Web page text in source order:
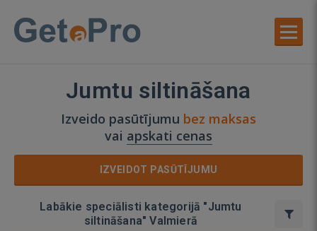
Jumtu siltināšana
Izveido pasūtījumu bez maksas
vai apskati cenas
IZVEIDOT PASŪTĪJUMU
Labākie speciālisti kategorijā "Jumtu
siltināšana" Valmierā